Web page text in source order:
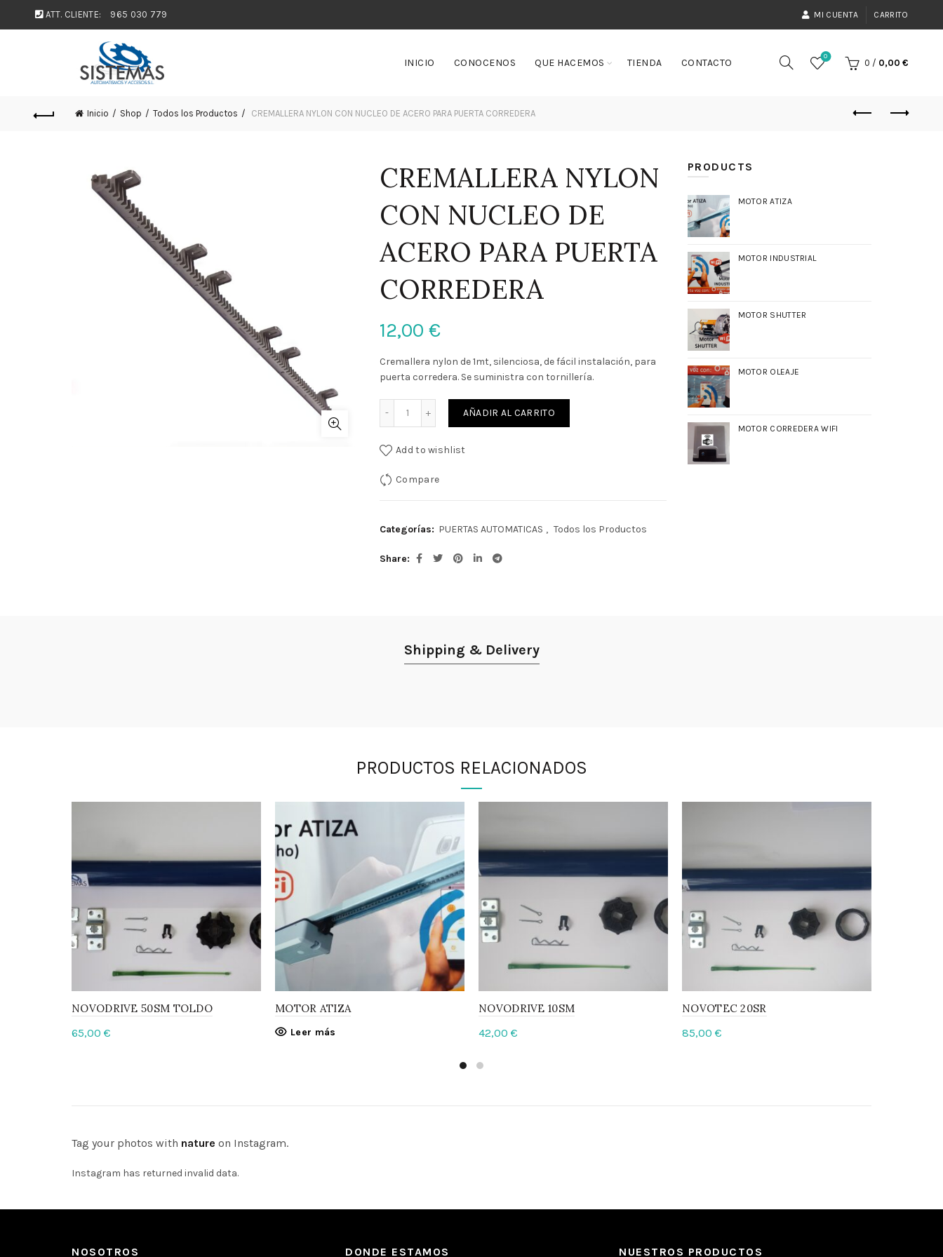
ATT. CLIENTE: 965 030 779 MI CUENTA CARRITO
INICIO CONOCENOS QUE HACEMOS TIENDA CONTACTO
0
0 / 0,00 €
Inicio Shop Todos los Productos CREMALLERA NYLON CON NUCLEO DE ACERO PARA PUERTA CORREDERA
CREMALLERA NYLON
CON NUCLEO DE
ACERO PARA PUERTA
CORREDERA
12,00 €
Cremallera nylon de 1mt, silenciosa, de fácil instalación, para
puerta corredera. Se suministra con tornillería.
AÑADIR AL CARRITO
Add to wishlist
Compare
Categorías: PUERTAS AUTOMATICAS , Todos los Productos
Share
PRODUCTS
MOTOR ATIZA
MOTOR INDUSTRIAL
MOTOR SHUTTER
MOTOR OLEAJE
MOTOR CORREDERA WIFI
Shipping & Delivery
PRODUCTOS RELACIONADOS
NOVODRIVE 50SM TOLDO
65,00 €
MOTOR ATIZA
Leer más
NOVODRIVE 10SM
42,00 €
NOVOTEC 20SR
85,00 €
Tag your photos with nature on Instagram.
Instagram has returned invalid data.
NOSOTROS DONDE ESTAMOS NUESTROS PRODUCTOS